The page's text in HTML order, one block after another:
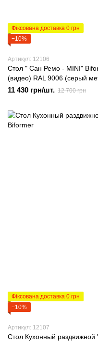
Фіксована доставка 0 грн
−10%
Артикул: 12106
Стол " Сан Ремо - MINI"
(видео) RAL 9006 (серый
11 430 грн/шт. 12 700 грн
Фіксована доставка 0 грн
−10%
Артикул: 12107
Стол Кухонный